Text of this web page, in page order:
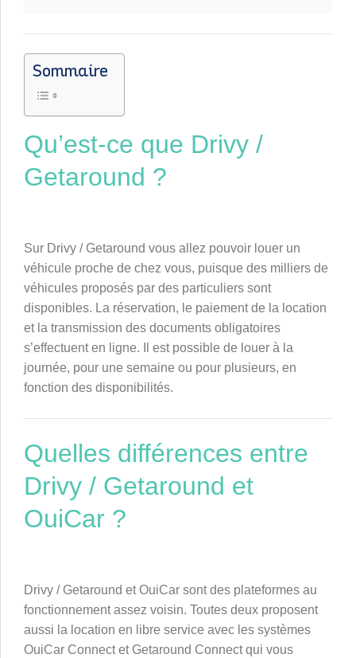
Sommaire
Qu’est-ce que Drivy /
Getaround ?
Sur Drivy / Getaround vous allez pouvoir louer un
véhicule proche de chez vous, puisque des milliers de
véhicules proposés par des particuliers sont
disponibles. La réservation, le paiement de la location
et la transmission des documents obligatoires
s’effectuent en ligne. Il est possible de louer à la
journée, pour une semaine ou pour plusieurs, en
fonction des disponibilités.
Quelles différences entre
Drivy / Getaround et
OuiCar ?
Drivy / Getaround et OuiCar sont des plateformes au
fonctionnement assez voisin. Toutes deux proposent
aussi la location en libre service avec les systèmes
OuiCar Connect et Getaround Connect qui vous